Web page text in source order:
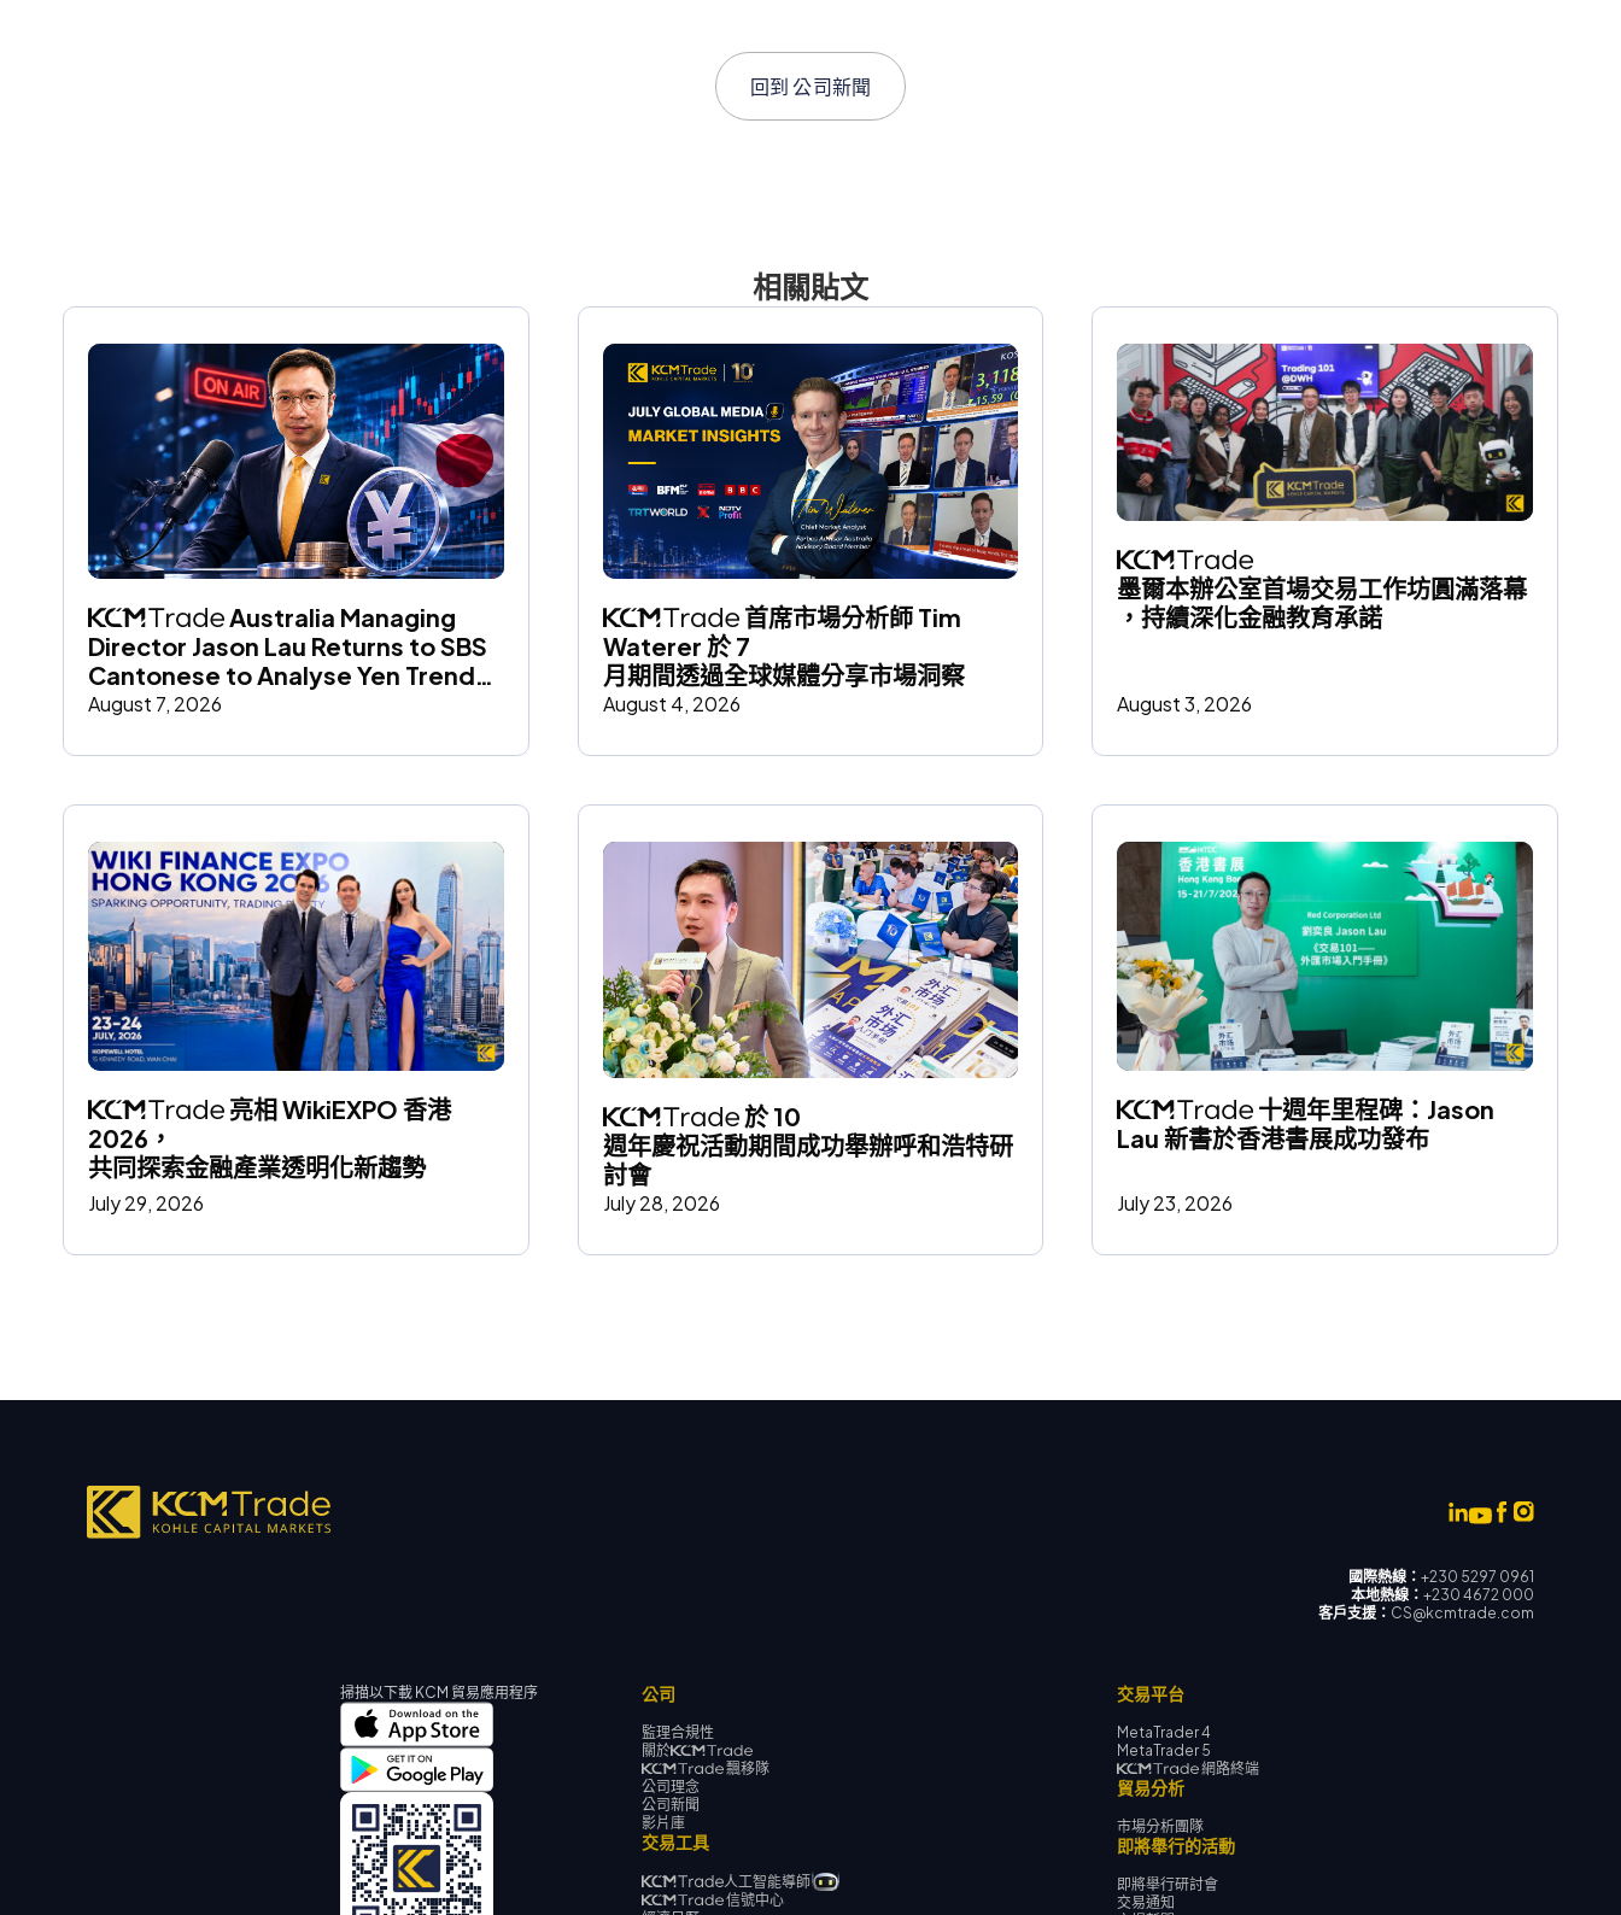
回到公司新聞
相關貼文
Australia Managing
Director Jason Lau Returns to SBS
Cantonese to Analyse Yen Trends
and Global Market Impact
August 7, 2026
首席市場分析師 Tim
Waterer 於 7
月期間透過全球媒體分享市場洞察
August 4, 2026
墨爾本辦公室首場交易工作坊圓滿落幕
，持續深化金融教育承諾
August 3, 2026
亮相 WikiEXPO 香港
2026，
共同探索金融產業透明化新趨勢
July 29, 2026
於 10
週年慶祝活動期間成功舉辦呼和浩特研
討會
July 28, 2026
十週年里程碑：Jason
Lau 新書於香港書展成功發布
July 23, 2026
國際熱線： +230 5297 0961
本地熱線： +230 4672 000
客戶支援： CS@kcmtrade.com
掃描以下載 KCM 貿易應用程序 公司
監理合規性
關於
飄移隊
公司理念
公司新聞
影片庫
交易工具
人工智能導師
信號中心
交易平台
MetaTrader 4
MetaTrader 5
網路終端
貿易分析
市場分析團隊
即將舉行的活動
即將舉行研討會
交易通知